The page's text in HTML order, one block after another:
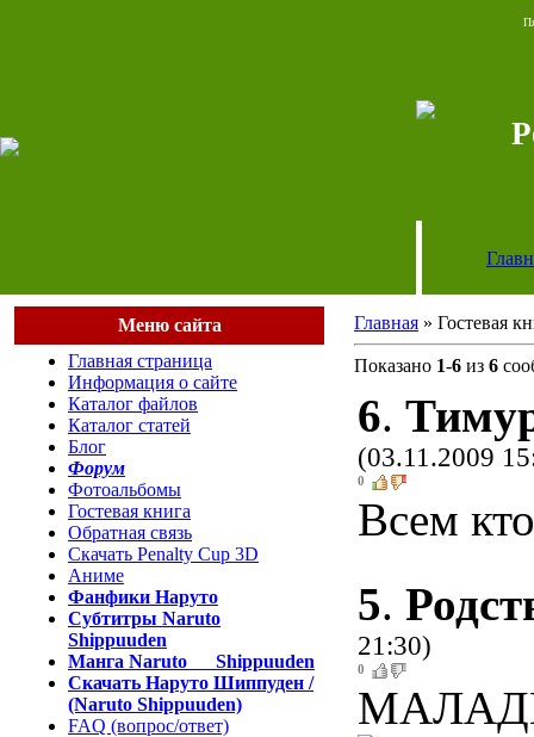
Меню сайта
Главная страница
Информация о сайте
Каталог файлов
Каталог статей
Блог
Форум
Фотоальбомы
Гостевая книга
Обратная связь
Скачать Penalty Cup 3D
Аниме
Фанфики Наруто
Субтитры Naruto
Shippuuden
Манга Naruto Shippuuden
Скачать Наруто Шиппуден /
(Naruto Shippuuden)
FAQ (вопрос/ответ)
Главная » Гостевая
Показано 1-6 из 6
6.
(03.11.2009
0
Всем
5.
21:30)
0